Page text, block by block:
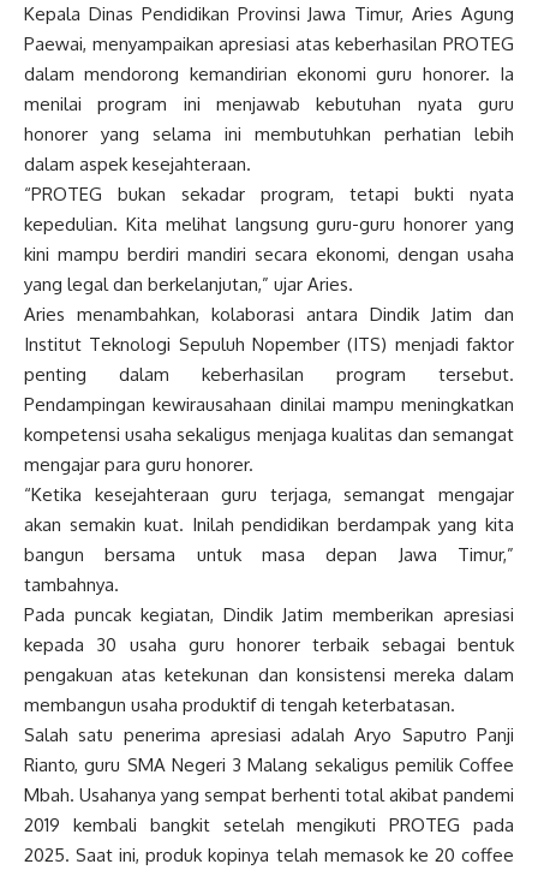
Kepala Dinas Pendidikan Provinsi Jawa Timur, Aries Agung
Paewai, menyampaikan apresiasi atas keberhasilan PROTEG
dalam mendorong kemandirian ekonomi guru honorer. Ia
menilai program ini menjawab kebutuhan nyata guru
honorer yang selama ini membutuhkan perhatian lebih
dalam aspek kesejahteraan.
“PROTEG bukan sekadar program, tetapi bukti nyata
kepedulian. Kita melihat langsung guru-guru honorer yang
kini mampu berdiri mandiri secara ekonomi, dengan usaha
yang legal dan berkelanjutan,” ujar Aries.
Aries menambahkan, kolaborasi antara Dindik Jatim dan
Institut Teknologi Sepuluh Nopember (ITS) menjadi faktor
penting dalam keberhasilan program tersebut.
Pendampingan kewirausahaan dinilai mampu meningkatkan
kompetensi usaha sekaligus menjaga kualitas dan semangat
mengajar para guru honorer.
“Ketika kesejahteraan guru terjaga, semangat mengajar
akan semakin kuat. Inilah pendidikan berdampak yang kita
bangun bersama untuk masa depan Jawa Timur,”
tambahnya.
Pada puncak kegiatan, Dindik Jatim memberikan apresiasi
kepada 30 usaha guru honorer terbaik sebagai bentuk
pengakuan atas ketekunan dan konsistensi mereka dalam
membangun usaha produktif di tengah keterbatasan.
Salah satu penerima apresiasi adalah Aryo Saputro Panji
Rianto, guru SMA Negeri 3 Malang sekaligus pemilik Coffee
Mbah. Usahanya yang sempat berhenti total akibat pandemi
2019 kembali bangkit setelah mengikuti PROTEG pada
2025. Saat ini, produk kopinya telah memasok ke 20 coffee